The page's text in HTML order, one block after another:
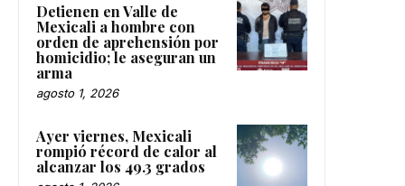
Detienen en Valle de
Mexicali a hombre con
orden de aprehensión por
homicidio; le aseguran un
arma
agosto 1, 2026
Ayer viernes, Mexicali
rompió récord de calor al
alcanzar los 49.3 grados